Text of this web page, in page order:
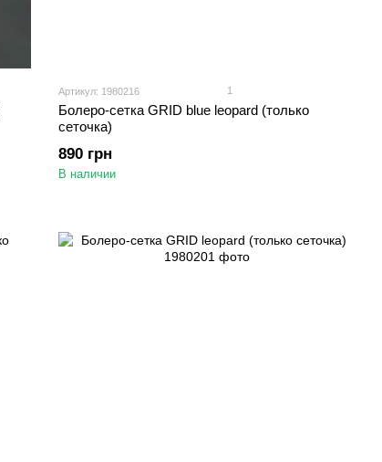
Артикул: 1980216 1
Болеро-сетка GRID blue leopard (только
сеточка)
890 грн
В наличии